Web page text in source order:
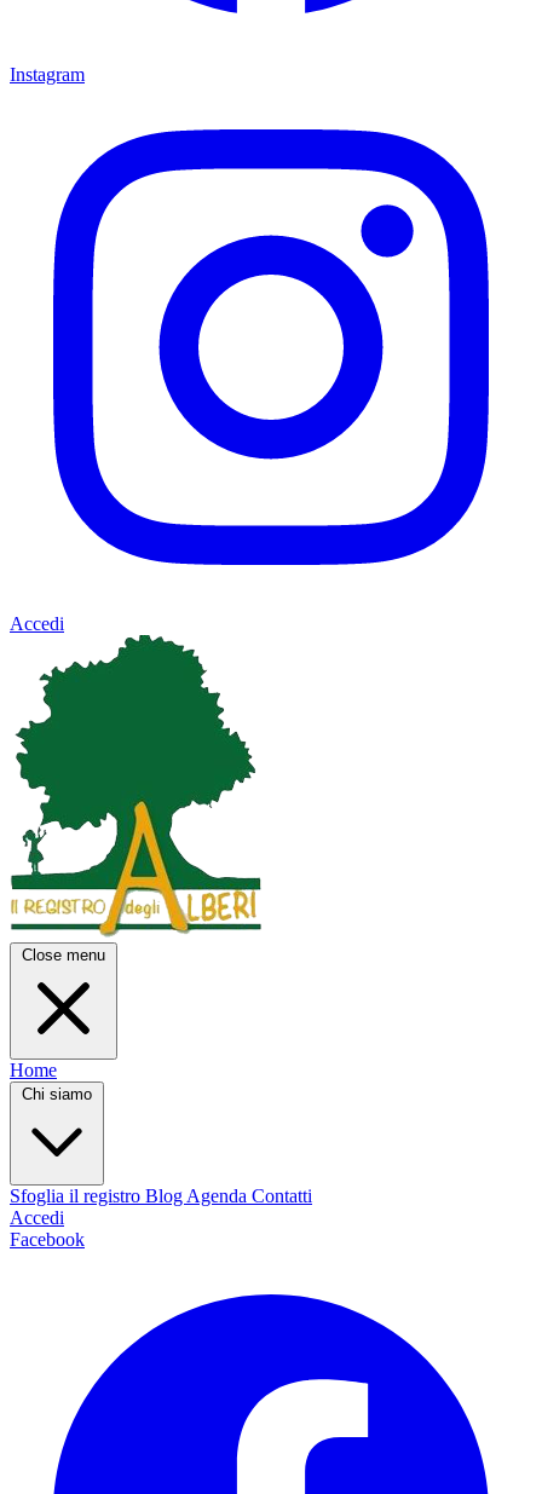
Instagram
Accedi
Close menu
Home
Chi siamo
Sfoglia il registro Blog Agenda Contatti
Accedi
Facebook